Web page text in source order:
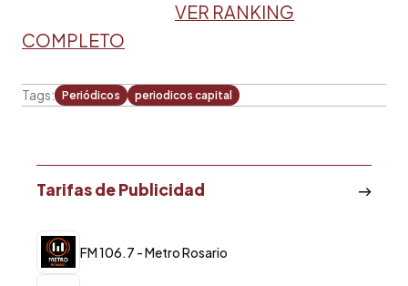
VER RANKING
COMPLETO
Tags: Periódicos periodicos capital
Tarifas de Publicidad
FM 106.7 - Metro Rosario